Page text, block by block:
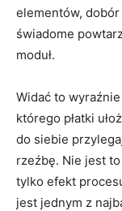
elementów,
świadome
moduł.
Widać to
którego płatki
do siebie
rzeźbę. Nie jest
tylko efekt
jest jednym z